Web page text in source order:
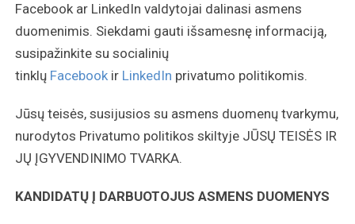
Facebook ar LinkedIn valdytojai dalinasi asmens
duomenimis. Siekdami gauti išsamesnę informaciją,
susipažinkite su socialinių
tinklų Facebook ir LinkedIn privatumo politikomis.
Jūsų teisės, susijusios su asmens duomenų tvarkymu,
nurodytos Privatumo politikos skiltyje JŪSŲ TEISĖS IR
JŲ ĮGYVENDINIMO TVARKA.
KANDIDATŲ Į DARBUOTOJUS ASMENS DUOMENYS